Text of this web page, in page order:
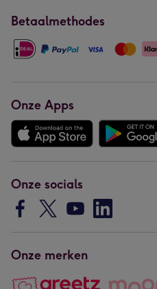
Betaalmethodes
Onze Apps
Onze socials
Onze merken